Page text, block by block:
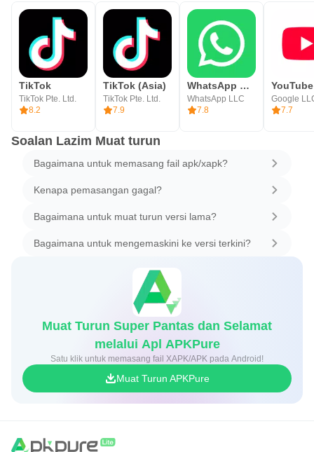
TikTok
TikTok Pte. Ltd.
8.2
TikTok (Asia)
TikTok Pte. Ltd.
7.9
WhatsApp Messenger
WhatsApp LLC
7.8
YouTube
Google
7.7
Soalan Lazim Muat turun
Bagaimana untuk memasang fail apk/xapk?
Kenapa pemasangan gagal?
Bagaimana untuk muat turun versi lama?
Bagaimana untuk mengemaskini ke versi terkini?
Muat Turun Super Pantas dan Selamat
melalui Apl APKPure
Satu klik untuk memasang fail XAPK/APK pada Android!
Muat Turun APKPure